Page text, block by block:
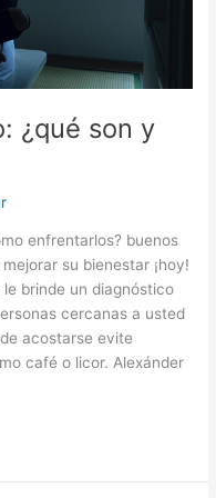
¿qué son y
enfrentarlos? buenos
su bienestar ¡hoy!
brinde un diagnóstico
cercanas a usted
acostarse evite
café o licor. Alexánder